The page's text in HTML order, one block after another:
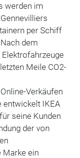
werden im
per Schiff
dem
Meile CO2-
Verkäufen
entwickelt IKEA
seine Kunden
der von
Marke ein